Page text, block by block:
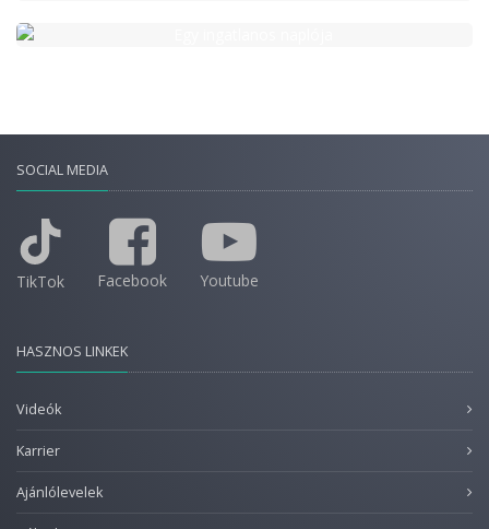
SOCIAL MEDIA
TikTok Facebook Youtube
HASZNOS LINKEK
Videók
Karrier
Ajánlólevelek